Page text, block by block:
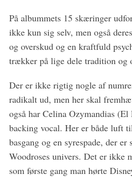
På albummets 15 skæringer
ikke kun sig selv, men også
og overskud og en kraftfuld
trækker på lige dele tradition og
Der er ikke rigtig nogle af
radikalt ud, men her skal
også har Celina Ozymandias (El
backing vocal. Her er både luft
basgang og en syrespade, der er
Woodroses univers. Det er ikke
som første gang man hørte